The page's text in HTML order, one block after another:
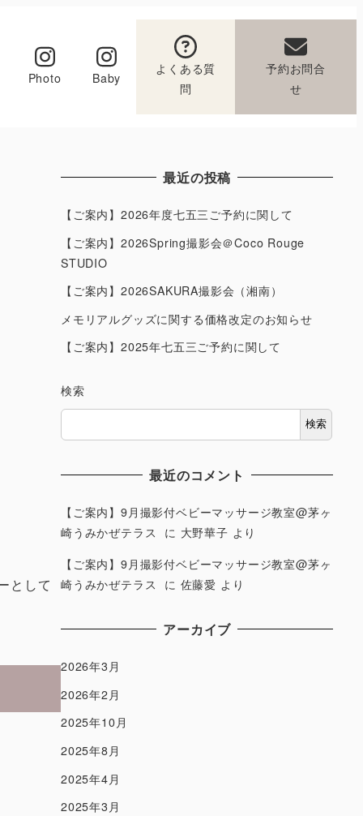
Photo Baby
よくある質
問
予約お問合
せ
として
最近の投稿
【ご案内】2026年度七五三ご予約に関して
【ご案内】2026Spring撮影会＠Coco Rouge
STUDIO
【ご案内】2026SAKURA撮影会（湘南）
メモリアルグッズに関する価格改定のお知らせ
【ご案内】2025年七五三ご予約に関して
検索
検索
最近のコメント
【ご案内】9月撮影付ベビーマッサージ教室@茅ヶ
崎うみかぜテラス
に 大野華子 より
【ご案内】9月撮影付ベビーマッサージ教室@茅ヶ
崎うみかぜテラス
に 佐藤愛 より
アーカイブ
2026年3月
2026年2月
2025年10月
2025年8月
2025年4月
2025年3月